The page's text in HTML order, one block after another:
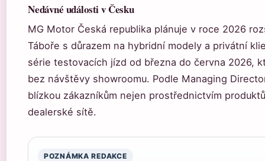
Nedávné události v Česku
MG Motor Česká republika plánuje v roce 2026
Táboře s důrazem na hybridní modely a privátní
série testovacích jízd od března do června 2026,
bez návštěvy showroomu. Podle Managing
blízkou zákazníkům nejen prostřednictvím
dealerské sítě.
POZNÁMKA REDAKCE